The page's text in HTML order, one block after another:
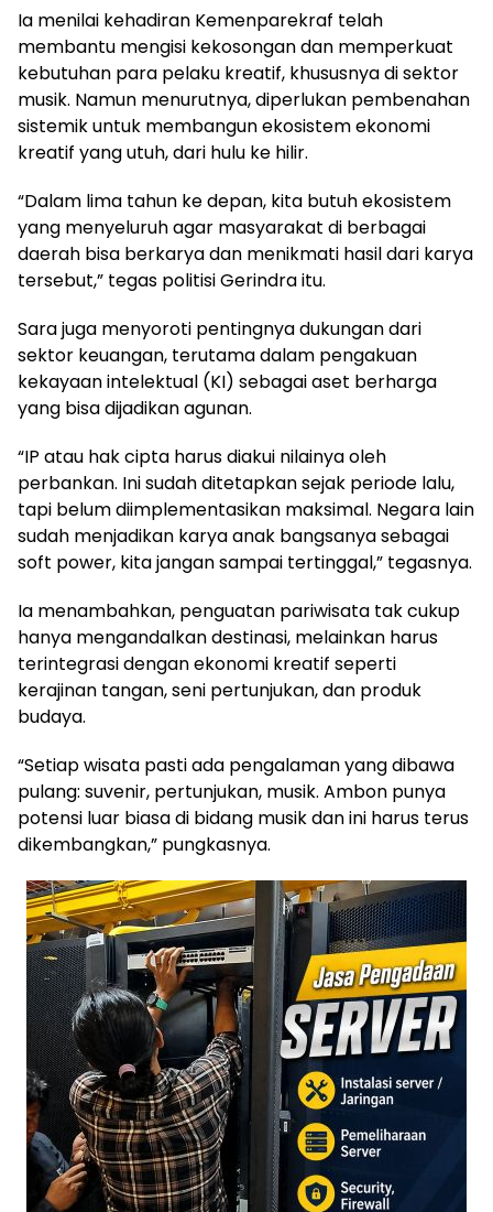
Ia menilai kehadiran Kemenparekraf telah
membantu mengisi kekosongan dan memperkuat
kebutuhan para pelaku kreatif, khususnya di sektor
musik. Namun menurutnya, diperlukan pembenahan
sistemik untuk membangun ekosistem ekonomi
kreatif yang utuh, dari hulu ke hilir.
“Dalam lima tahun ke depan, kita butuh ekosistem
yang menyeluruh agar masyarakat di berbagai
daerah bisa berkarya dan menikmati hasil dari karya
tersebut,” tegas politisi Gerindra itu.
Sara juga menyoroti pentingnya dukungan dari
sektor keuangan, terutama dalam pengakuan
kekayaan intelektual (KI) sebagai aset berharga
yang bisa dijadikan agunan.
“IP atau hak cipta harus diakui nilainya oleh
perbankan. Ini sudah ditetapkan sejak periode lalu,
tapi belum diimplementasikan maksimal. Negara lain
sudah menjadikan karya anak bangsanya sebagai
soft power, kita jangan sampai tertinggal,” tegasnya.
Ia menambahkan, penguatan pariwisata tak cukup
hanya mengandalkan destinasi, melainkan harus
terintegrasi dengan ekonomi kreatif seperti
kerajinan tangan, seni pertunjukan, dan produk
budaya.
“Setiap wisata pasti ada pengalaman yang dibawa
pulang: suvenir, pertunjukan, musik. Ambon punya
potensi luar biasa di bidang musik dan ini harus terus
dikembangkan,” pungkasnya.